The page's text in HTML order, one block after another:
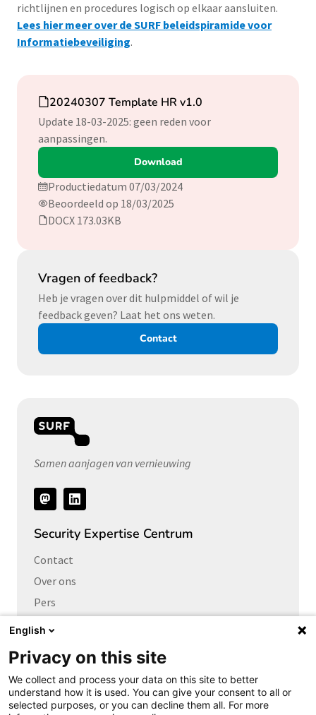
richtlijnen en procedures logisch op elkaar aansluiten.
Lees hier meer over de SURF beleidspiramide voor
Informatiebeveiliging.
Download
20240307 Template HR v1.0
Update 18-03-2025: geen reden voor
aanpassingen.
Download
Productiedatum 07/03/2024
Beoordeeld op 18/03/2025
DOCX 173.03KB
Vragen of feedback?
Heb je vragen over dit hulpmiddel of wil je
feedback geven? Laat het ons weten.
Contact
Samen aanjagen van vernieuwing
Volg
ons
Security Expertise Centrum
Contact
Over ons
Pers
Vacatures
Links naar
Cybersecurity Community
Platform Integrale veiligheid
English
Privacy on this site
We collect and process your data on this site to better
understand how it is used. You can give your consent to all or
selected purposes, or you can decline them all. For more